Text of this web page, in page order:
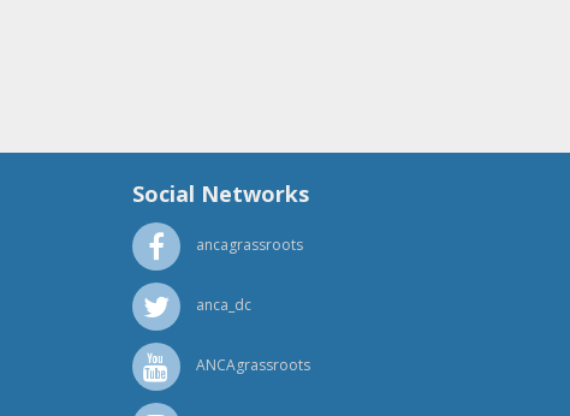
Social Networks
ancagrassroots
anca_dc
ANCAgrassroots